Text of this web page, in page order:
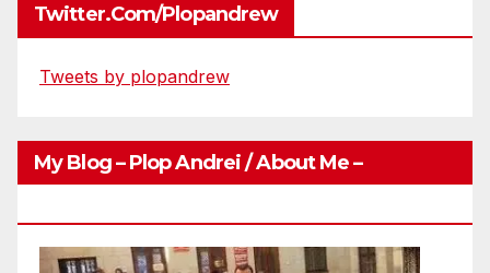
Twitter.com/plopandrew
Tweets by plopandrew
My Blog – Plop Andrei / About Me –